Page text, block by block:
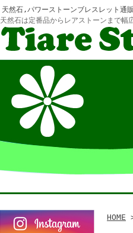
天然石,パワーストーンブレスレット通販
天然石は定番品からレアストーンまで幅
HOME